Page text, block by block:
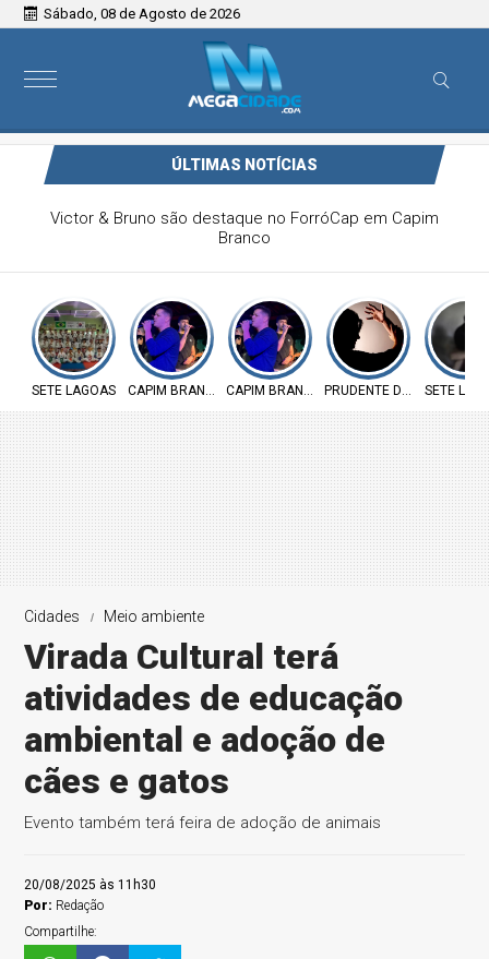
Sábado, 08 de Agosto de 2026
ÚLTIMAS NOTÍCIAS
Victor & Bruno são destaque no ForróCap em Capim
Branco
SETE LAGOAS CAPIM BRANCO CAPIM BRANCO PRUDENTE DE MORAIS
SETE
Cidades Meio ambiente
Virada Cultural terá
atividades de educação
ambiental e adoção de
cães e gatos
Evento também terá feira de adoção de animais
20/08/2025 às 11h30
Por: Redação
Compartilhe: